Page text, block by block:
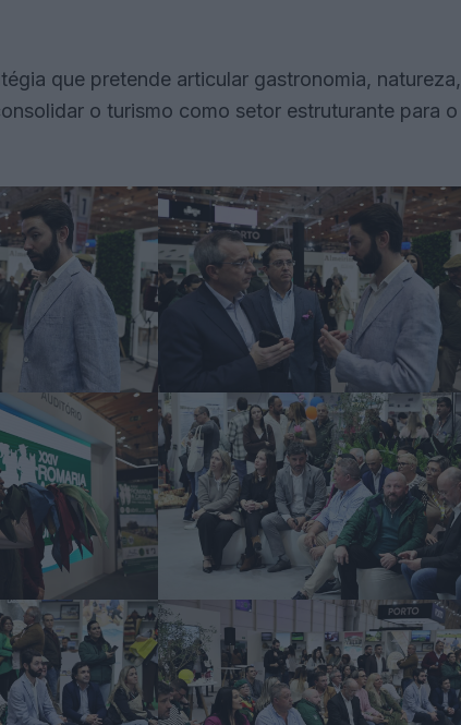
que pretende articular gastronomia, natureza,
o turismo como setor estruturante para o